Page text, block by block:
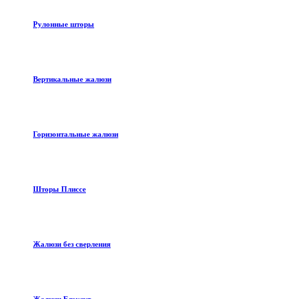
Рулонные шторы
Вертикальные жалюзи
Горизонтальные жалюзи
Шторы Плиссе
Жалюзи без сверления